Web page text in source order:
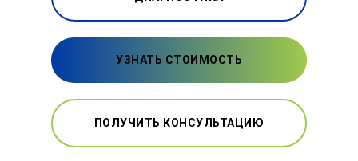
УЗНАТЬ СТОИМОСТЬ
ПОЛУЧИТЬ КОНСУЛЬТАЦИЮ